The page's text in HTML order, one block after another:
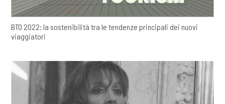
BTO 2022: la sostenibilità tra le tendenze principali dei nuovi
viaggiatori